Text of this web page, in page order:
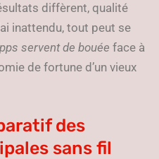
diffèrent, qualité
inattendu, tout peut se
servent de bouée face à
de fortune d’un vieux
des
sans fil